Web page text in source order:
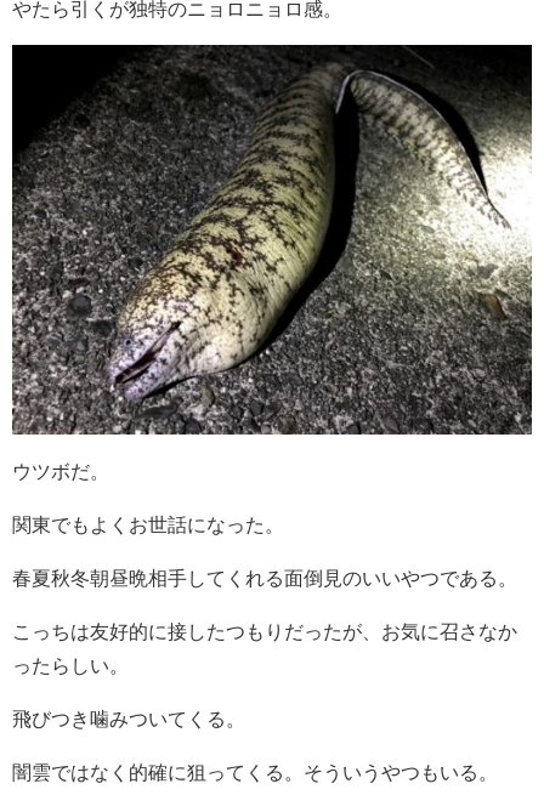
やたら引くが独特のニョロニョロ感。
ウツボだ。
関東でもよくお世話になった。
春夏秋冬朝昼晩相手してくれる面倒見のいいやつである。
こっちは友好的に接したつもりだったが、お気に召さなか
ったらしい。
飛びつき噛みついてくる。
闇雲ではなく的確に狙ってくる。そういうやつもいる。